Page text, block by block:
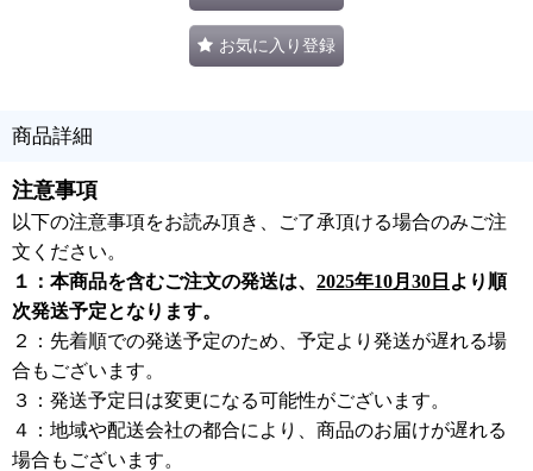
お気に入り登録
商品詳細
注意事項
以下の注意事項をお読み頂き、ご了承頂ける場合のみご注
文ください。
１：本商品を含むご注文の発送は、 2025年10月30日 より順
次発送予定となります。
２：先着順での発送予定のため、予定より発送が遅れる場
合もございます。
３：発送予定日は変更になる可能性がございます。
４：地域や配送会社の都合により、商品のお届けが遅れる
場合もございます。